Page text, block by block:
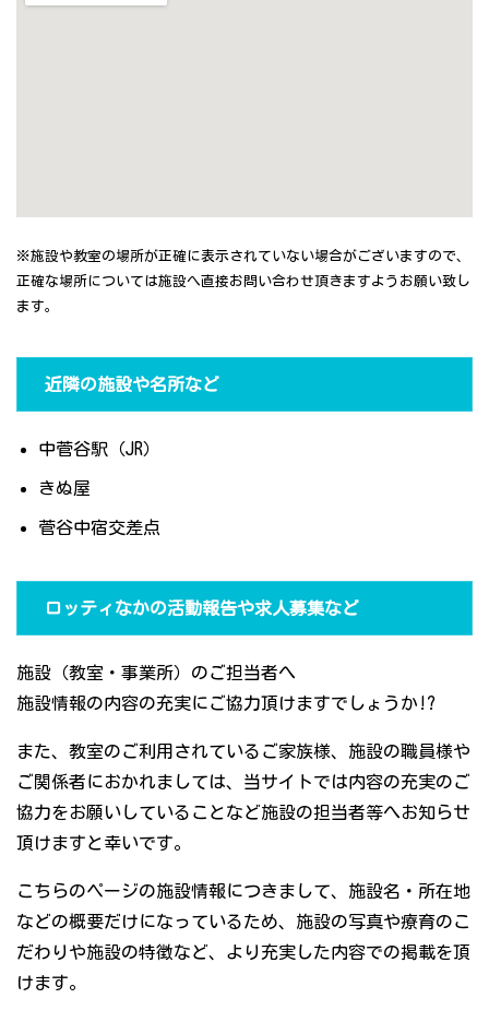
※施設や教室の場所が正確に表示されていない場合がございますので、
正確な場所については施設へ直接お問い合わせ頂きますようお願い致し
ます。
近隣の施設や名所など
中菅谷駅（JR）
きぬ屋
菅谷中宿交差点
ロッティなかの活動報告や求人募集など
施設（教室・事業所）のご担当者へ
施設情報の内容の充実にご協力頂けますでしょうか!?
また、教室のご利用されているご家族様、施設の職員様や
ご関係者におかれましては、当サイトでは内容の充実のご
協力をお願いしていることなど施設の担当者等へお知らせ
頂けますと幸いです。
こちらのページの施設情報につきまして、施設名・所在地
などの概要だけになっているため、施設の写真や療育のこ
だわりや施設の特徴など、より充実した内容での掲載を頂
けます。